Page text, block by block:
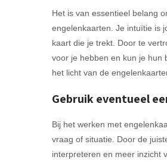
Het is van essentieel belang
engelenkaarten. Je intuïtie is
kaart die je trekt. Door te
voor je hebben en kun je hun
het licht van de
Gebruik eventueel
Bij het werken met
vraag of situatie. Door de
interpreteren en meer inzicht